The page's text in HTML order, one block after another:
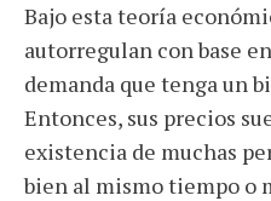
Bajo esta teoría
autorregulan con base
demanda que tenga un
Entonces, sus precios
existencia de muchas
bien al mismo tiempo o